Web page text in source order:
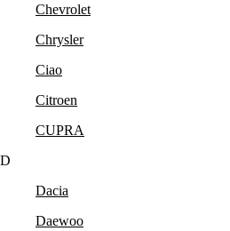
Chevrolet
Chrysler
Ciao
Citroen
CUPRA
D
Dacia
Daewoo